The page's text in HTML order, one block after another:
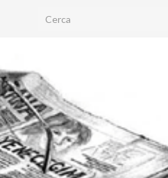
Search for: